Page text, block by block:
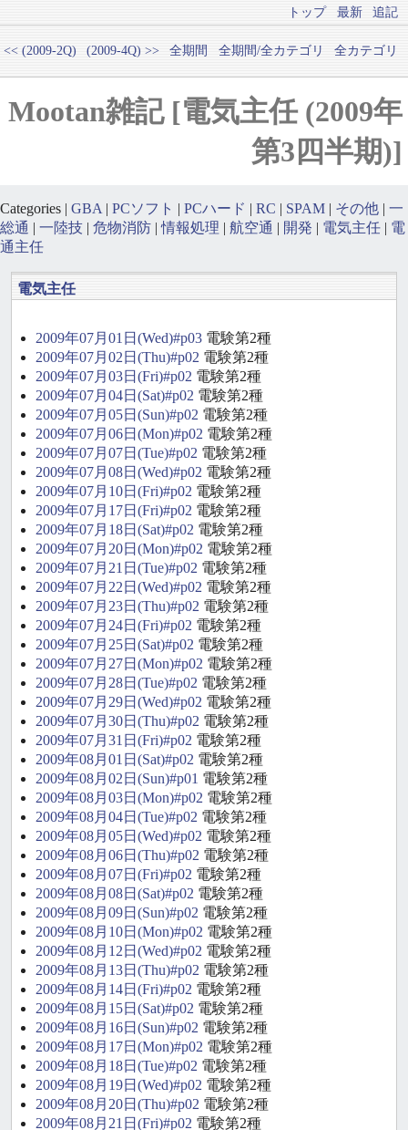
トップ 最新 追記
<< (2009-2Q) (2009-4Q) >> 全期間 全期間/全カテゴリ 全カテゴリ
Mootan雑記 [電気主任 (2009年
第3四半期)]
Categories | GBA | PCソフト | PCハード | RC | SPAM | その他 | 一
総通 | 一陸技 | 危物消防 |情報処理 | 航空通 | 開発 | 電気主任 | 電
通主任
電気主任
2009年07月01日(Wed)#p03 電験第2種
2009年07月02日(Thu)#p02 電験第2種
2009年07月03日(Fri)#p02 電験第2種
2009年07月04日(Sat)#p02 電験第2種
2009年07月05日(Sun)#p02 電験第2種
2009年07月06日(Mon)#p02 電験第2種
2009年07月07日(Tue)#p02 電験第2種
2009年07月08日(Wed)#p02 電験第2種
2009年07月10日(Fri)#p02 電験第2種
2009年07月17日(Fri)#p02 電験第2種
2009年07月18日(Sat)#p02 電験第2種
2009年07月20日(Mon)#p02 電験第2種
2009年07月21日(Tue)#p02 電験第2種
2009年07月22日(Wed)#p02 電験第2種
2009年07月23日(Thu)#p02 電験第2種
2009年07月24日(Fri)#p02 電験第2種
2009年07月25日(Sat)#p02 電験第2種
2009年07月27日(Mon)#p02 電験第2種
2009年07月28日(Tue)#p02 電験第2種
2009年07月29日(Wed)#p02 電験第2種
2009年07月30日(Thu)#p02 電験第2種
2009年07月31日(Fri)#p02 電験第2種
2009年08月01日(Sat)#p02 電験第2種
2009年08月02日(Sun)#p01 電験第2種
2009年08月03日(Mon)#p02 電験第2種
2009年08月04日(Tue)#p02 電験第2種
2009年08月05日(Wed)#p02 電験第2種
2009年08月06日(Thu)#p02 電験第2種
2009年08月07日(Fri)#p02 電験第2種
2009年08月08日(Sat)#p02 電験第2種
2009年08月09日(Sun)#p02 電験第2種
2009年08月10日(Mon)#p02 電験第2種
2009年08月12日(Wed)#p02 電験第2種
2009年08月13日(Thu)#p02 電験第2種
2009年08月14日(Fri)#p02 電験第2種
2009年08月15日(Sat)#p02 電験第2種
2009年08月16日(Sun)#p02 電験第2種
2009年08月17日(Mon)#p02 電験第2種
2009年08月18日(Tue)#p02 電験第2種
2009年08月19日(Wed)#p02 電験第2種
2009年08月20日(Thu)#p02 電験第2種
2009年08月21日(Fri)#p02 電験第2種